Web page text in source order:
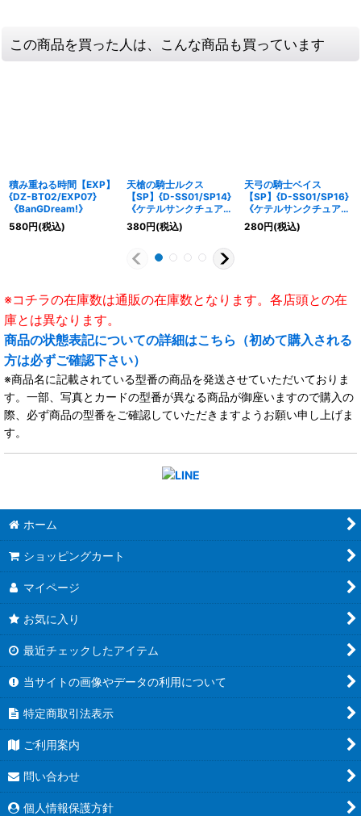
この商品を買った人は、こんな商品も買っています
積み重ねる時間【EXP】
{DZ-BT02/EXP07}
《BanGDream!》
580円(税込)
天槍の騎士ルクス
【SP】{D-SS01/SP14}
《ケテルサンクチュア
リ》
380円(税込)
天弓の騎士ベイス
【SP】{D-SS01/SP16}
《ケテルサンクチュア
リ》
280円(税込)
※コチラの在庫数は通販の在庫数となります。各店頭との在
庫とは異なります。
商品の状態表記についての詳細はこちら（初めて購入される
方は必ずご確認下さい）
※商品名に記載されている型番の商品を発送させていただいておりま
す。一部、写真とカードの型番が異なる商品が御座いますので購入の
際、必ず商品の型番をご確認していただきますようお願い申し上げま
す。
ホーム
ショッピングカート
マイページ
お気に入り
最近チェックしたアイテム
当サイトの画像やデータの利用について
特定商取引法表示
ご利用案内
問い合わせ
個人情報保護方針